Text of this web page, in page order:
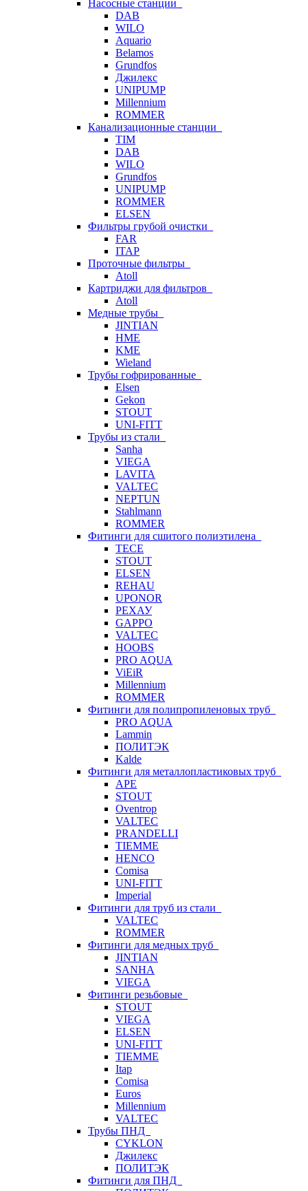
Насосные станции
DAB
WILO
Aquario
Belamos
Grundfos
Джилекс
UNIPUMP
Millennium
ROMMER
Канализационные станции
TIM
DAB
WILO
Grundfos
UNIPUMP
ROMMER
ELSEN
Фильтры грубой очистки
FAR
ITAP
Проточные фильтры
Atoll
Картриджи для фильтров
Atoll
Медные трубы
JINTIAN
HME
KME
Wieland
Трубы гофрированные
Elsen
Gekon
STOUT
UNI-FITT
Трубы из стали
Sanha
VIEGA
LAVITA
VALTEC
NEPTUN
Stahlmann
ROMMER
Фитинги для сшитого полиэтилена
TECE
STOUT
ELSEN
REHAU
UPONOR
РЕХАУ
GAPPO
VALTEC
HOOBS
PRO AQUA
ViEiR
Millennium
ROMMER
Фитинги для полипропиленовых труб
PRO AQUA
Lammin
ПОЛИТЭК
Kalde
Фитинги для металлопластиковых труб
APE
STOUT
Oventrop
VALTEC
PRANDELLI
TIEMME
HENCO
Comisa
UNI-FITT
Imperial
Фитинги для труб из стали
VALTEC
ROMMER
Фитинги для медных труб
JINTIAN
SANHA
VIEGA
Фитинги резьбовые
STOUT
VIEGA
ELSEN
UNI-FITT
TIEMME
Itap
Comisa
Euros
Millennium
VALTEC
Трубы ПНД
CYKLON
Джилекс
ПОЛИТЭК
Фитинги для ПНД